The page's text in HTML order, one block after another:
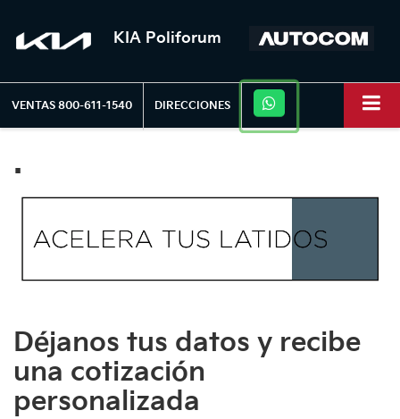
KIA Poliforum
VENTAS 800-611-1540 DIRECCIONES
.
Déjanos tus datos y recibe
una cotización
personalizada